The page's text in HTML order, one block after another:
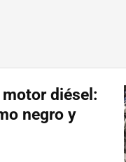
diésel:
negro y